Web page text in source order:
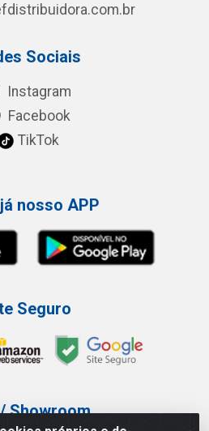
Sociais
Instagram
Facebook
TikTok
nosso APP
Seguro
Showroom